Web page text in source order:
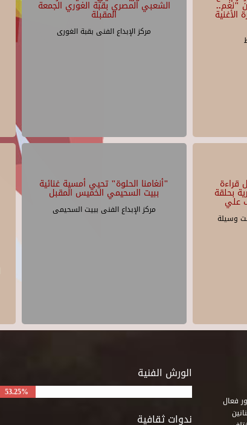
الشعبي المصري بقبة الغوري الجمعة
المقبلة
مركز الإبداع الفنى بقبة الغورى
"نغم..
الأغنية
"أنغامنا الحلوة" تحيي أمسية غنائية
ببيت السحيمي الخميس المقبل
مركز الإبداع الفنى ببيت السحيمى
قراءة
بحلقة
علي
وسيلة
الورش الفنية
53.25%
ندوات ثقافية
إنشائه عام 1989 أن يقوم بدور فعال